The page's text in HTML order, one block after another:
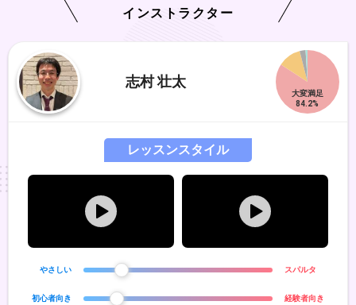
インストラクター
志村 壮太
レッスンスタイル
やさしい スパルタ
初心者向き 経験者向き